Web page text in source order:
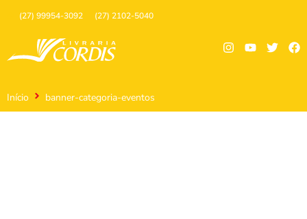
(27) 99954-3092 (27) 2102-5040
Início banner-categoria-eventos